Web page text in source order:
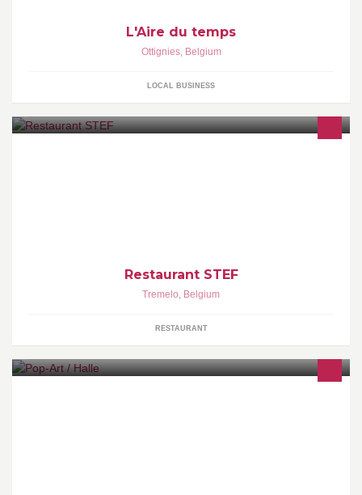
L'Aire du temps
Ottignies, Belgium
LOCAL BUSINESS
Restaurant STEF
Tremelo, Belgium
RESTAURANT